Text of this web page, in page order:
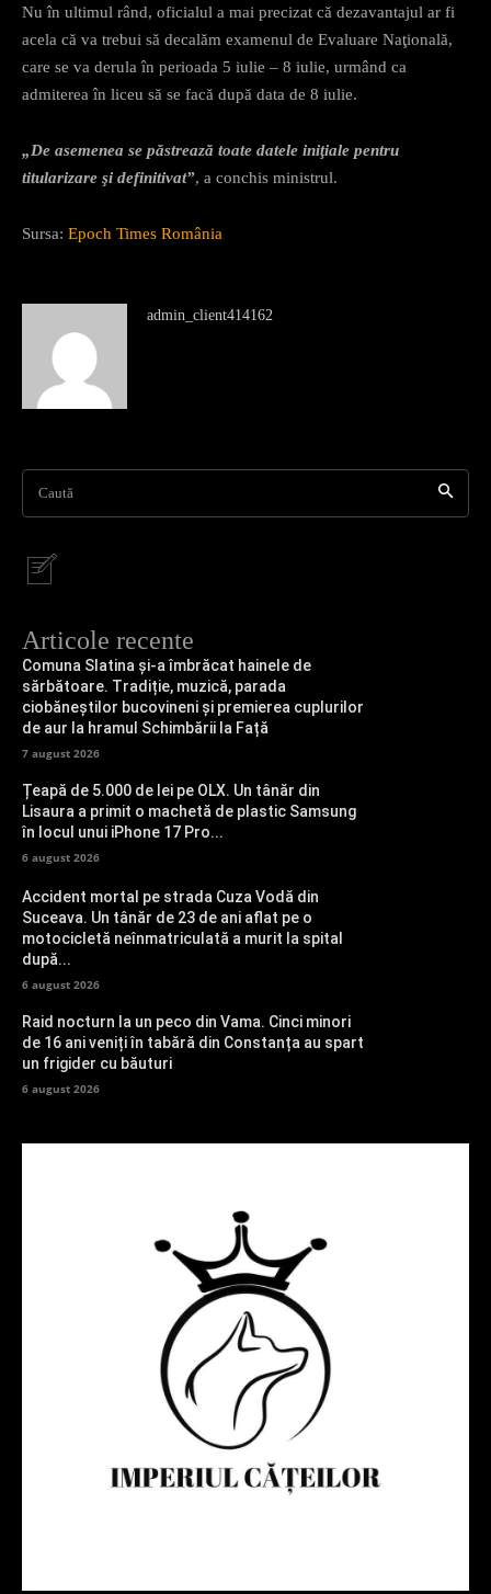
Nu în ultimul rând, oficialul a mai precizat că dezavantajul ar fi
acela că va trebui să decalăm examenul de Evaluare Naţională,
care se va derula în perioada 5 iulie – 8 iulie, urmând ca
admiterea în liceu să se facă după data de 8 iulie.
„De asemenea se păstrează toate datele iniţiale pentru
titularizare şi definitivat”, a conchis ministrul.
Sursa: Epoch Times România
admin_client414162
Caută
Articole recente
Comuna Slatina și-a îmbrăcat hainele de
sărbătoare. Tradiție, muzică, parada
ciobăneștilor bucovineni și premierea cuplurilor
de aur la hramul Schimbării la Față
7 august 2026
Țeapă de 5.000 de lei pe OLX. Un tânăr din
Lisaura a primit o machetă de plastic Samsung
în locul unui iPhone 17 Pro...
6 august 2026
Accident mortal pe strada Cuza Vodă din
Suceava. Un tânăr de 23 de ani aflat pe o
motocicletă neînmatriculată a murit la spital
după...
6 august 2026
Raid nocturn la un peco din Vama. Cinci minori
de 16 ani veniți în tabără din Constanța au spart
un frigider cu băuturi
6 august 2026